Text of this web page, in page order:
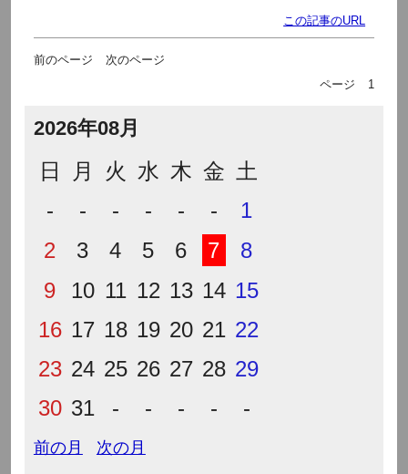
この記事のURL
前のページ
次のページ
ページ
1
2026年08月
日 月 火 水 木 金 土
-
- - - - -
1
2
3 4 5 6 7
8
9
10 11 12 13 14 15
16 17 18 19 20 21 22
23 24 25 26 27 28 29
30 31 - - - - -
前の月 次の月